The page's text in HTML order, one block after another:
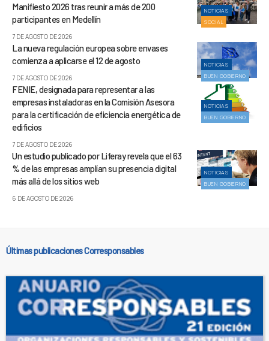
NOTICIAS
SOCIAL
Manifiesto 2026 tras reunir a más de 200
participantes en Medellín
7 DE AGOSTO DE 2026
NOTICIAS
BUEN GOBIERNO
La nueva regulación europea sobre envases
comienza a aplicarse el 12 de agosto
7 DE AGOSTO DE 2026
NOTICIAS
BUEN GOBIERNO
FENIE, designada para representar a las
empresas instaladoras en la Comisión Asesora
para la certificación de eficiencia energética de
edificios
7 DE AGOSTO DE 2026
NOTICIAS
BUEN GOBIERNO
Un estudio publicado por Liferay revela que el 63
% de las empresas amplían su presencia digital
más allá de los sitios web
6 DE AGOSTO DE 2026
Últimas publicaciones Corresponsables